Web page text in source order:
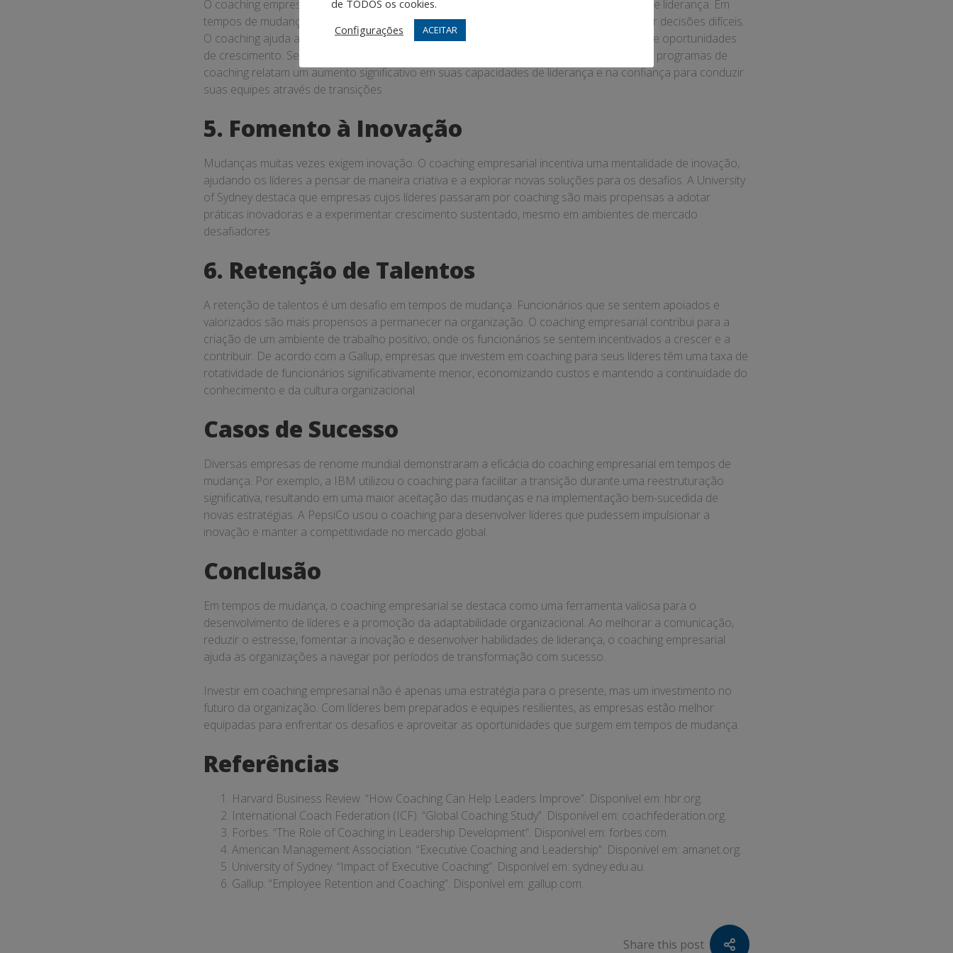
O coaching empresarial é fundamental para o desenvolvimento contínuo de habilidades de liderança. Em
tempos de mudança, os líderes precisam ser visionários, inspiradores e capazes de tomar decisões difíceis.
O coaching ajuda a desenvolver essas qualidades, proporcionando feedback construtivo e oportunidades
de crescimento. Segundo a American Management Association, líderes que participam de programas de
coaching relatam um aumento significativo em suas capacidades de liderança e na confiança para conduzir
suas equipes através de transições .
5. Fomento à Inovação
Mudanças muitas vezes exigem inovação. O coaching empresarial incentiva uma mentalidade de inovação,
ajudando os líderes a pensar de maneira criativa e a explorar novas soluções para os desafios. A University
of Sydney destaca que empresas cujos líderes passaram por coaching são mais propensas a adotar
práticas inovadoras e a experimentar crescimento sustentado, mesmo em ambientes de mercado
desafiadores .
6. Retenção de Talentos
A retenção de talentos é um desafio em tempos de mudança. Funcionários que se sentem apoiados e
valorizados são mais propensos a permanecer na organização. O coaching empresarial contribui para a
criação de um ambiente de trabalho positivo, onde os funcionários se sentem incentivados a crescer e a
contribuir. De acordo com a Gallup, empresas que investem em coaching para seus líderes têm uma taxa de
rotatividade de funcionários significativamente menor, economizando custos e mantendo a continuidade do
conhecimento e da cultura organizacional .
Casos de Sucesso
Diversas empresas de renome mundial demonstraram a eficácia do coaching empresarial em tempos de
mudança. Por exemplo, a IBM utilizou o coaching para facilitar a transição durante uma reestruturação
significativa, resultando em uma maior aceitação das mudanças e na implementação bem-sucedida de
novas estratégias. A PepsiCo usou o coaching para desenvolver líderes que pudessem impulsionar a
inovação e manter a competitividade no mercado global.
Conclusão
Em tempos de mudança, o coaching empresarial se destaca como uma ferramenta valiosa para o
desenvolvimento de líderes e a promoção da adaptabilidade organizacional. Ao melhorar a comunicação,
reduzir o estresse, fomentar a inovação e desenvolver habilidades de liderança, o coaching empresarial
ajuda as organizações a navegar por períodos de transformação com sucesso.
Investir em coaching empresarial não é apenas uma estratégia para o presente, mas um investimento no
futuro da organização. Com líderes bem preparados e equipes resilientes, as empresas estão melhor
equipadas para enfrentar os desafios e aproveitar as oportunidades que surgem em tempos de mudança.
Referências
Harvard Business Review. “How Coaching Can Help Leaders Improve”. Disponível em: hbr.org.
International Coach Federation (ICF). “Global Coaching Study”. Disponível em: coachfederation.org.
Forbes. “The Role of Coaching in Leadership Development”. Disponível em: forbes.com.
American Management Association. “Executive Coaching and Leadership”. Disponível em: amanet.org.
University of Sydney. “Impact of Executive Coaching”. Disponível em: sydney.edu.au.
Gallup. “Employee Retention and Coaching”. Disponível em: gallup.com.
Share this post
de TODOS os cookies.
Configurações
ACEITAR